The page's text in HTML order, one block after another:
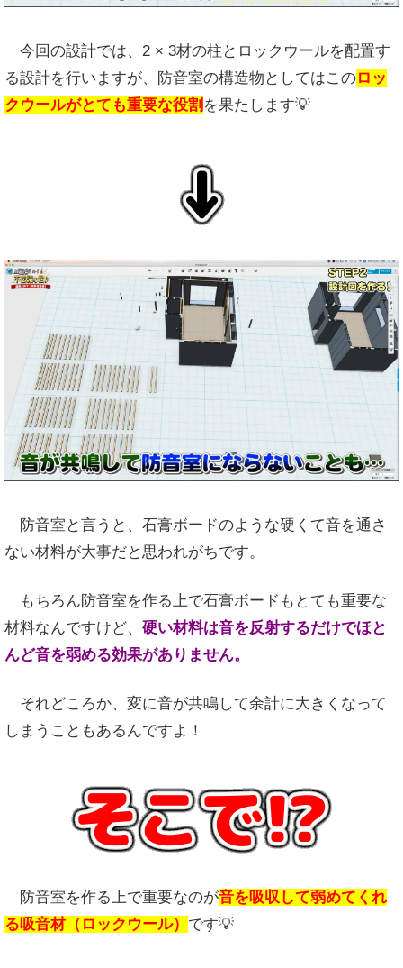
今回の設計では、2 × 3材の柱とロックウールを配置す
る設計を行いますが、防音室の構造物としてはこのロッ
クウールがとても重要な役割 を果たします💡
↓
防音室と言うと、石膏ボードのような硬くて音を通さ
ない材料が大事だと思われがちです。
もちろん防音室を作る上で石膏ボードもとても重要な
材料なんですけど、 硬い材料は音を反射するだけでほと
んど音を弱める効果がありません。
それどころか、変に音が共鳴して余計に大きくなって
しまうこともあるんですよ！
そこで!?
防音室を作る上で重要なのが音を吸収して弱めてくれ
る吸音材（ロックウール） です💡